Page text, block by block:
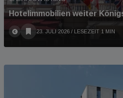
Hotelimmobilien weiter
23. JULI 2026 / LESEZEIT 1 MIN